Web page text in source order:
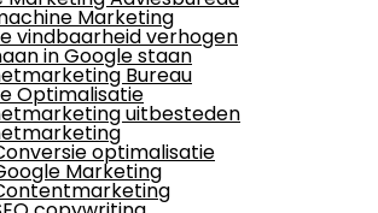
Marketing
vindbaarheid verhogen
in Google staan
Bureau
Optimalisatie
uitbesteden
optimalisatie
Marketing